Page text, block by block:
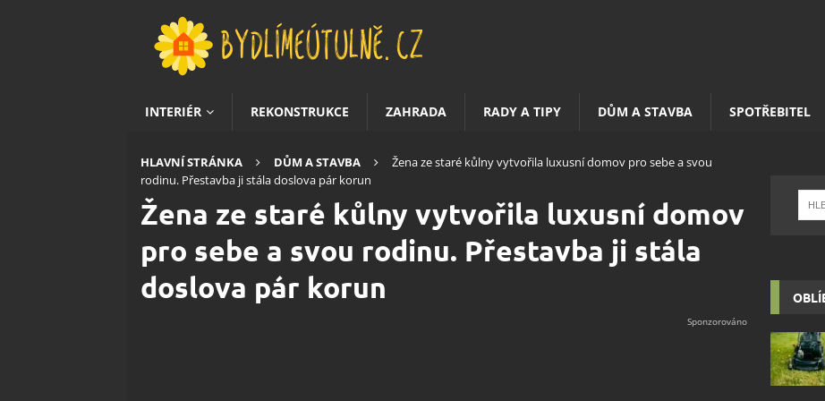
INTERIÉR REKONSTRUKCE ZAHRADA RADY A TIPY DŮM A STAVBA SPOTŘEBITEL
HLAVNÍ STRÁNKA DŮM A STAVBA
Žena ze staré kůlny vytvořila luxusní domov pro sebe a svou
rodinu. Přestavba ji stála doslova pár korun
Žena ze staré kůlny vytvořila luxusní domov
pro sebe a svou rodinu. Přestavba ji stála
doslova pár korun